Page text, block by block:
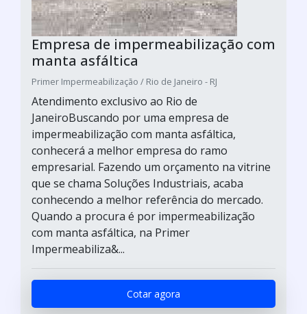
Empresa de impermeabilização com
manta asfáltica
Primer Impermeabilização / Rio de Janeiro - RJ
Atendimento exclusivo ao Rio de
JaneiroBuscando por uma empresa de
impermeabilização com manta asfáltica,
conhecerá a melhor empresa do ramo
empresarial. Fazendo um orçamento na vitrine
que se chama Soluções Industriais, acaba
conhecendo a melhor referência do mercado.
Quando a procura é por impermeabilização
com manta asfáltica, na Primer
Impermeabiliza&...
Cotar agora